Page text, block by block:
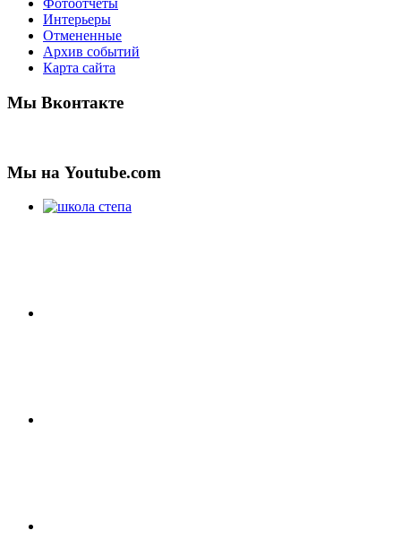
Фотоотчеты
Интерьеры
Отмененные
Архив событий
Карта сайта
Мы Вконтакте
Мы на Youtube.com